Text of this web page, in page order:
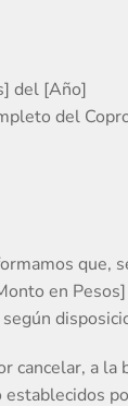
del [Año]
del
que,
en
cancelar, a